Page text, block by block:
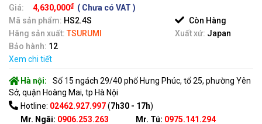
out
of
5
Giá: 4,630,000₫ ( Chưa có VAT )
Mã sản phẩm: HS2.4S
Còn Hàng
Hãng sản xuất: TSURUMI Xuất xứ: Japan
Bảo hành: 12
Xem chi tiết
Hà nội:
Số 15 ngách 29/40 phố Hưng Phúc, tổ 25, phường Yên
Sở, quận Hoàng Mai, tp Hà Nội
Hotline: 02462.927.997(7h30 - 17h)
Mr. Ngãi: 0906.253.263
Mr. Tú: 0975.141.294